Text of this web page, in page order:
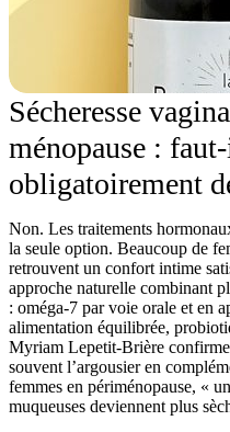
Sécheresse
ménopause :
obligatoirement
Non. Les traitements
la seule option. Beaucoup de
retrouvent un confort intime
approche naturelle combinant
: oméga-7 par voie orale et en
alimentation équilibrée,
Myriam Lepetit-Brière
souvent l’argousier en
femmes en périménopause, «
muqueuses deviennent plus